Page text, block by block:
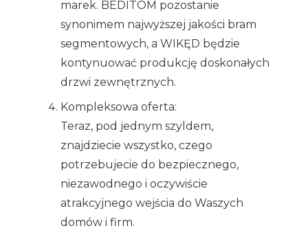
marek. BEDITOM pozostanie
synonimem najwyższej jakości bram
segmentowych, a WIKĘD będzie
kontynuować produkcję doskonałych
drzwi zewnętrznych.
Kompleksowa oferta:
Teraz, pod jednym szyldem,
znajdziecie wszystko, czego
potrzebujecie do bezpiecznego,
niezawodnego i oczywiście
atrakcyjnego wejścia do Waszych
domów i firm.